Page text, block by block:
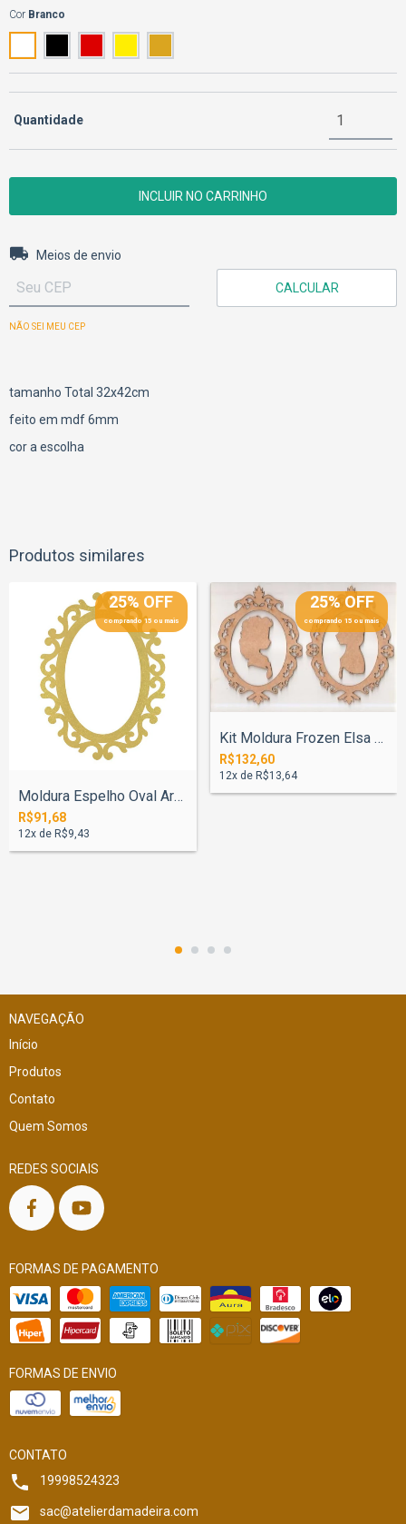
Cor Branco
Quantidade
Entregas para o CEP:
Meios de envio
CALCULAR
NÃO SEI MEU CEP
tamanho Total 32x42cm
feito em mdf 6mm
cor a escolha
Produtos similares
25% OFF
comprando 15 ou mais
Moldura Espelho Oval Arabesco 78cm - Pin...
R$91,68
12x de R$9,43
25% OFF
comprando 15 ou mais
Kit Moldura Frozen Elsa E Anna 60cm Com...
R$132,60
12x de R$13,64
NAVEGAÇÃO
Início
Produtos
Contato
Quem Somos
REDES SOCIAIS
FORMAS DE PAGAMENTO
FORMAS DE ENVIO
CONTATO
19998524323
sac@atelierdamadeira.com